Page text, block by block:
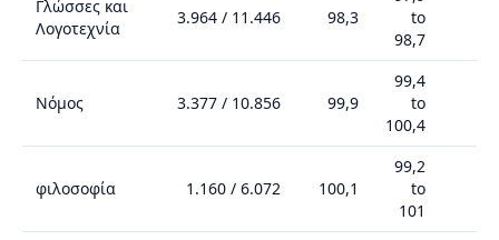
Γλώσσες και
Λογοτεχνία
3.964 / 11.446 98,3
to
98,7
Νόμος 3.377 / 10.856 99,9
99,4
to
100,4
φιλοσοφία 1.160 / 6.072 100,1
99,2
to
101